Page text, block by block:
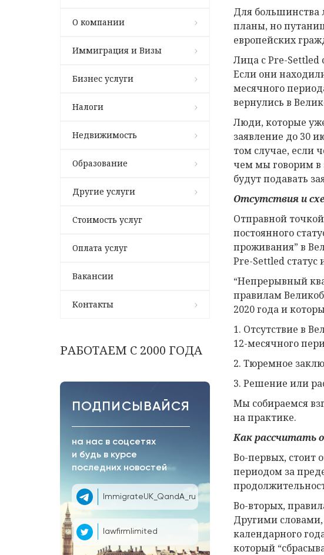
О компании
Иммиграция и Визы
Бизнес услуги
Налоги
Недвижимость
Образование
Другие услуги
Стоимость услуг
Оплата услуг
Вакансии
Контакты
РАБОТАЕМ С 2000 ГОДА
ПОДПИСЫВАЙСЯ
на нас в соцсетях
и будь в курсе
последних новостей
ImmigrateUK_QandA_ru
lawfirmlimited
Для большинства
планы, но
европейских
Лица с Pre-Settled
Если они
месячного
вернулись в
Люди, которые
заявление до 30
том случае, если
чем мы говорим в
будут подавать
Отсутствияис
Отправной
постоянного
проживания” в
Pre-Settled
“Непрерывный
правилам
2020 года и
1. Отсутствие в
12-месячного
2. Тюремное
3. Решение или
Мы собираемся
на практике.
Как рассчитать
Во-первых, стоит
периодом за
Во-вторых,
Другими словами,
календарного
который